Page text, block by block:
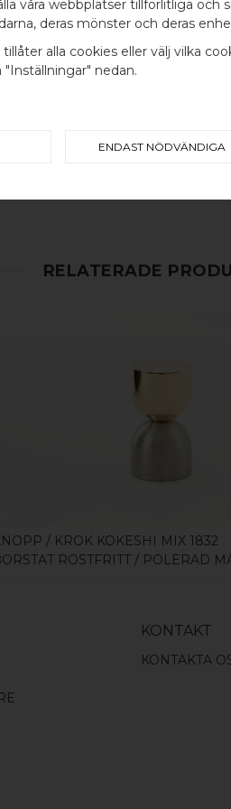
BB SWEDEN
Välj land / Choose country
INGÅR
SKRUV
100%
koppar,
en
RELATERADE
KÖP
/ KROK KOKESHI MIX 1832
ROSTFRITT / POLERAD
KONTAKT
KONTAKTA
våra webbplatser tillförlitliga och
deras mönster och deras
alla cookies eller välj vilka
nedan.
ENDAST NÖDVÄNDIGA